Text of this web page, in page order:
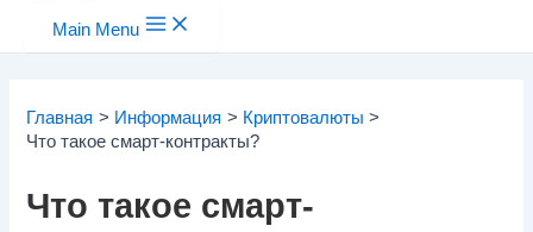
Main Menu
Главная Информация
Криптовалюты
Что такое смарт-контракты?
Что такое смарт-